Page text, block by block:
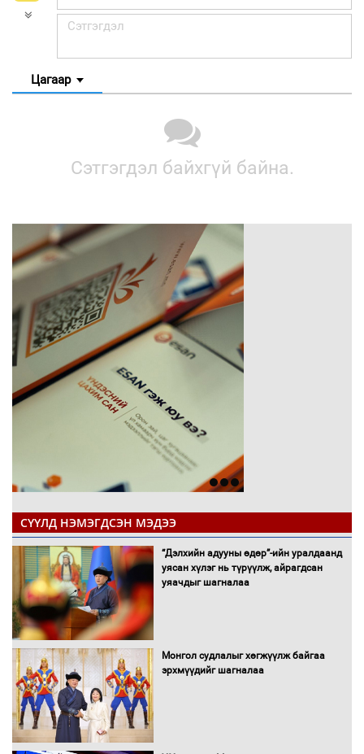
Цагаар
Сэтгэгдэл байхгүй байна.
СҮҮЛД НЭМЭГДСЭН МЭДЭЭ
“Дэлхийн адууны өдөр”-ийн уралдаанд
уясан хүлэг нь түрүүлж, айрагдсан
уяачдыг шагналаа
Монгол судлалыг хөгжүүлж байгаа
эрхмүүдийг шагналаа